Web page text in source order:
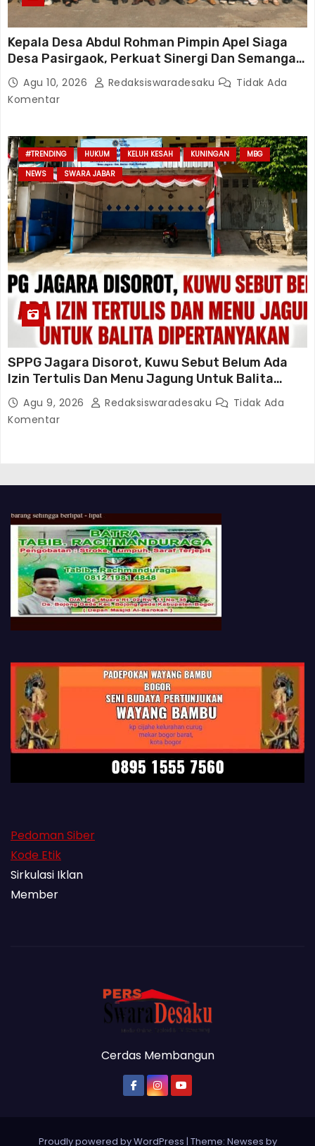
Kepala Desa Abdul Rohman Pimpin Apel Siaga
Desa Pasirgaok, Perkuat Sinergi Dan Semangat
Gotong Royong
Agu 10, 2026 Redaksiswaradesaku
Tidak Ada
Komentar
#TRENDING HUKUM KELUH KESAH KUNINGAN
MBG
NEWS
SWARA JABAR
SPPG Jagara Disorot, Kuwu Sebut Belum Ada
Izin Tertulis Dan Menu Jagung Untuk Balita
Dipertanyakan
Agu 9, 2026 Redaksiswaradesaku
Tidak Ada
Komentar
Pedoman Siber
Kode Etik
Sirkulasi Iklan
Member
Cerdas Membangun
Proudly powered by WordPress | Theme: Newses by